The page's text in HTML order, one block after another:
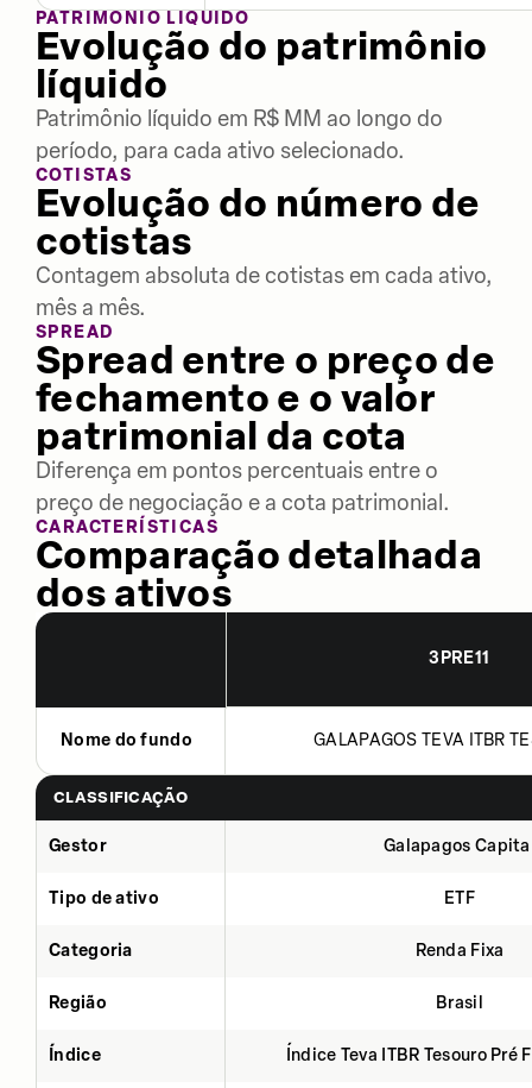
PATRIMÔNIO LÍQUIDO
Evolução do patrimônio
líquido
Patrimônio líquido em R$ MM ao longo do
período, para cada ativo selecionado.
COTISTAS
Evolução do número de
cotistas
Contagem absoluta de cotistas em cada ativo,
mês a mês.
SPREAD
Spread entre o preço de
fechamento e o valor
patrimonial da cota
Diferença em pontos percentuais entre o
preço de negociação e a cota patrimonial.
CARACTERÍSTICAS
Comparação detalhada
dos ativos
3PRE11
Nome do fundo GALAPAGOS TEVA ITBR
CLASSIFICAÇÃO
Gestor Galapagos
Tipo de ativo ETF
Categoria Renda Fixa
Região Brasil
Índice Índice Teva ITBR Tesouro Pré